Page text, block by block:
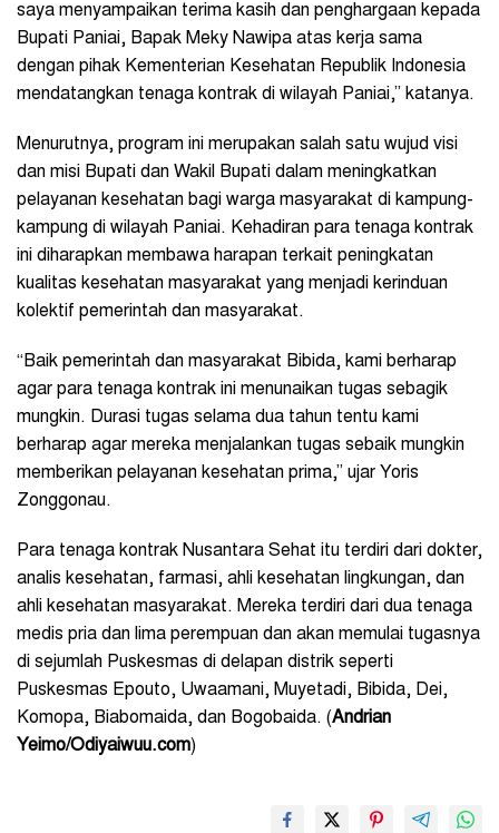
saya menyampaikan terima kasih dan penghargaan kepada
Bupati Paniai, Bapak Meky Nawipa atas kerja sama
dengan pihak Kementerian Kesehatan Republik Indonesia
mendatangkan tenaga kontrak di wilayah Paniai,” katanya.
Menurutnya, program ini merupakan salah satu wujud visi
dan misi Bupati dan Wakil Bupati dalam meningkatkan
pelayanan kesehatan bagi warga masyarakat di kampung-
kampung di wilayah Paniai. Kehadiran para tenaga kontrak
ini diharapkan membawa harapan terkait peningkatan
kualitas kesehatan masyarakat yang menjadi kerinduan
kolektif pemerintah dan masyarakat.
“Baik pemerintah dan masyarakat Bibida, kami berharap
agar para tenaga kontrak ini menunaikan tugas sebagik
mungkin. Durasi tugas selama dua tahun tentu kami
berharap agar mereka menjalankan tugas sebaik mungkin
memberikan pelayanan kesehatan prima,” ujar Yoris
Zonggonau.
Para tenaga kontrak Nusantara Sehat itu terdiri dari dokter,
analis kesehatan, farmasi, ahli kesehatan lingkungan, dan
ahli kesehatan masyarakat. Mereka terdiri dari dua tenaga
medis pria dan lima perempuan dan akan memulai tugasnya
di sejumlah Puskesmas di delapan distrik seperti
Puskesmas Epouto, Uwaamani, Muyetadi, Bibida, Dei,
Komopa, Biabomaida, dan Bogobaida. (Andrian
Yeimo/Odiyaiwuu.com)